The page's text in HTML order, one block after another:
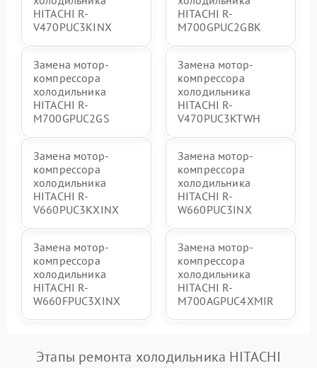
HITACHI R-
V470PUC3KINX
HITACHI R-
M700GPUC2GBK
Замена мотор-
компрессора
холодильника
HITACHI R-
M700GPUC2GS
Замена мотор-
компрессора
холодильника
HITACHI R-
V470PUC3KTWH
Замена мотор-
компрессора
холодильника
HITACHI R-
V660PUC3KXINX
Замена мотор-
компрессора
холодильника
HITACHI R-
W660PUC3INX
Замена мотор-
компрессора
холодильника
HITACHI R-
W660FPUC3XINX
Замена мотор-
компрессора
холодильника
HITACHI R-
M700AGPUC4XMIR
Этапы ремонта холодильника HITACHI